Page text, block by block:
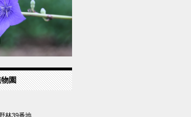
園
林39番地